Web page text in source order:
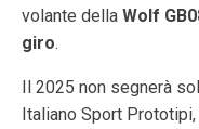
volante della Wolf
giro.
Il 2025 non segnerà
Italiano Sport Prototipi,